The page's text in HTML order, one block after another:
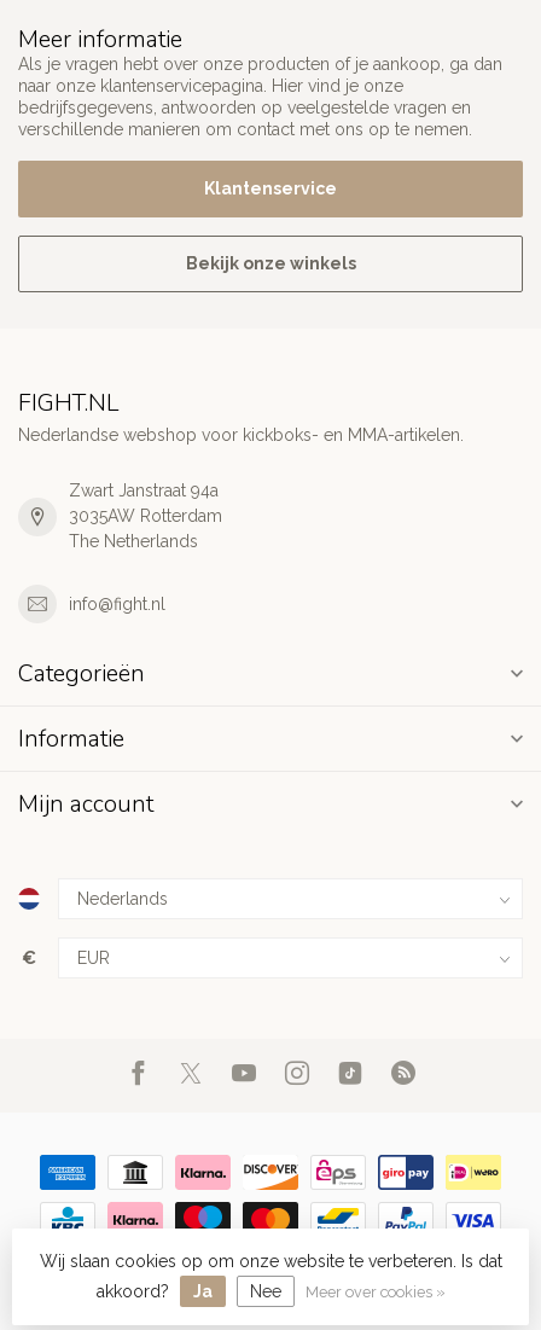
Meer informatie
Als je vragen hebt over onze producten of je aankoop, ga dan
naar onze klantenservicepagina. Hier vind je onze
bedrijfsgegevens, antwoorden op veelgestelde vragen en
verschillende manieren om contact met ons op te nemen.
Klantenservice
Bekijk onze winkels
FIGHT.NL
Nederlandse webshop voor kickboks- en MMA-artikelen.
Zwart Janstraat 94a
3035AW Rotterdam
The Netherlands
info@fight.nl
Categorieën
Informatie
Mijn account
€
© Copyright 2026 FIGHT.NL - Powered byLightspeed-Lightspeed
design
byDyvelopment
Wij slaan cookies op om onze website te verbeteren. Is dat
akkoord?
Ja Nee Meer over cookies »